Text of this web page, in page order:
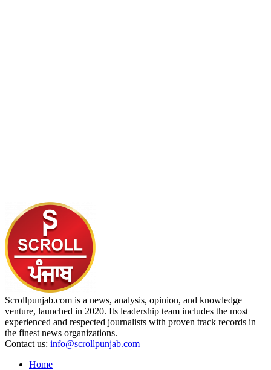
Scrollpunjab.com is a news, analysis, opinion, and knowledge
venture, launched in 2020. Its leadership team includes the most
experienced and respected journalists with proven track records in
the finest news organizations.
Contact us: info@scrollpunjab.com
Home